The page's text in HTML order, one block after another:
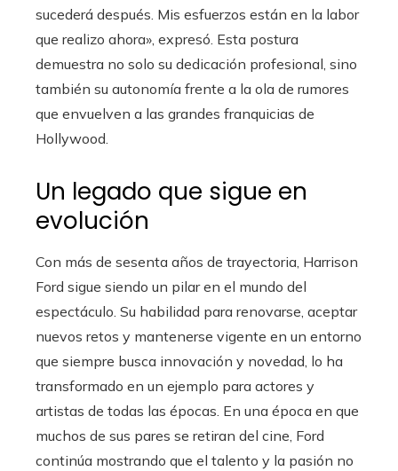
sucederá después. Mis esfuerzos están en la labor
que realizo ahora», expresó. Esta postura
demuestra no solo su dedicación profesional, sino
también su autonomía frente a la ola de rumores
que envuelven a las grandes franquicias de
Hollywood.
Un legado que sigue en
evolución
Con más de sesenta años de trayectoria, Harrison
Ford sigue siendo un pilar en el mundo del
espectáculo. Su habilidad para renovarse, aceptar
nuevos retos y mantenerse vigente en un entorno
que siempre busca innovación y novedad, lo ha
transformado en un ejemplo para actores y
artistas de todas las épocas. En una época en que
muchos de sus pares se retiran del cine, Ford
continúa mostrando que el talento y la pasión no